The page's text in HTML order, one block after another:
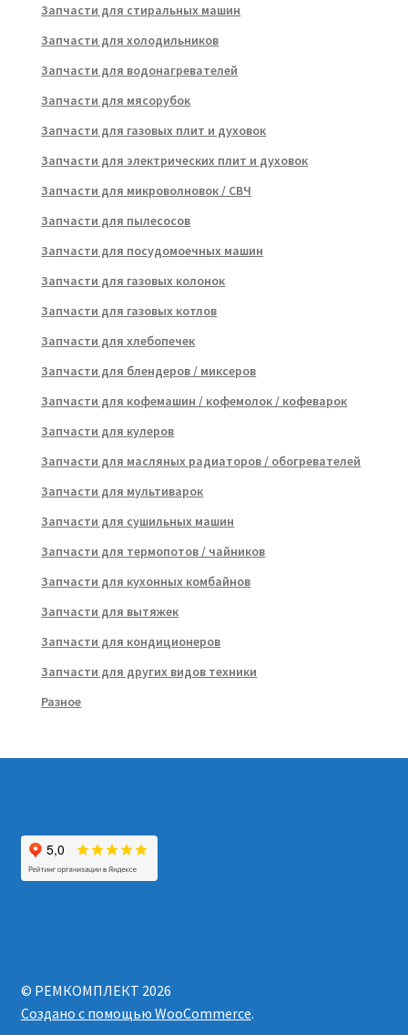
Запчасти для стиральных машин
Запчасти для холодильников
Запчасти для водонагревателей
Запчасти для мясорубок
Запчасти для газовых плит и духовок
Запчасти для электрических плит и духовок
Запчасти для микроволновок / СВЧ
Запчасти для пылесосов
Запчасти для посудомоечных машин
Запчасти для газовых колонок
Запчасти для газовых котлов
Запчасти для хлебопечек
Запчасти для блендеров / миксеров
Запчасти для кофемашин / кофемолок / кофеварок
Запчасти для кулеров
Запчасти для масляных радиаторов / обогревателей
Запчасти для мультиварок
Запчасти для сушильных машин
Запчасти для термопотов / чайников
Запчасти для кухонных комбайнов
Запчасти для вытяжек
Запчасти для кондиционеров
Запчасти для других видов техники
Разное
© РЕМКОМПЛЕКТ 2026
Создано с помощью WooCommerce.